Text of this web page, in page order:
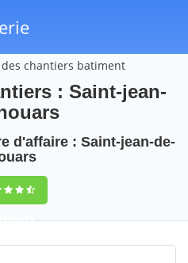
chantiers batiment
: Saint-jean-
d'affaire : Saint-jean-de-
73